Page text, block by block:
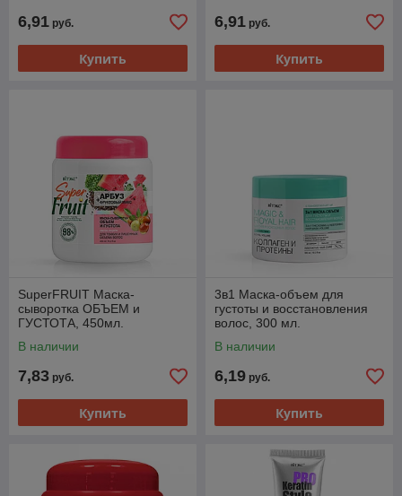
6,91 руб.
Купить
6,91 руб.
Купить
SuperFRUIT Маска-
сыворотка ОБЪЕМ и
ГУСТОТА, 450мл.
В наличии
7,83 руб.
Купить
3в1 Маска-объем для
густоты и восстановления
волос, 300 мл.
В наличии
6,19 руб.
Купить